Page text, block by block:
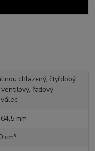
chlazený, čtyřdobý,
řadový
mm
cm³